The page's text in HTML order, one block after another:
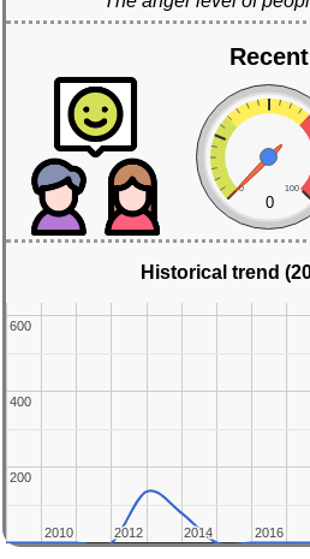
Recent
0 100
0
Historical trend
2010
2010 2012
2012 2014
2014 2016
2016
200
200
400
400
600
600